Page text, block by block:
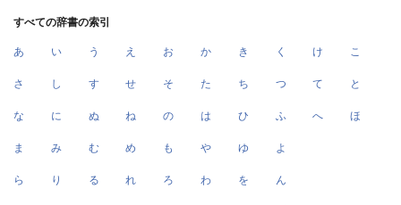
すべての辞書の索引
あ い う え お か き く け こ
さ し す せ そ た ち つ て と
な に ぬ ね の は ひ ふ へ ほ
ま み む め も や ゆ よ
ら り る れ ろ わ を ん